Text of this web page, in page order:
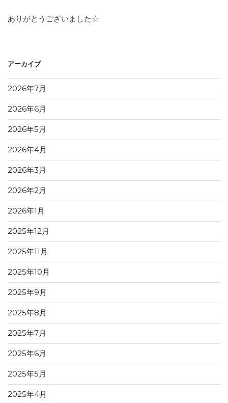
ありがとうございました☆
アーカイブ
2026年7月
2026年6月
2026年5月
2026年4月
2026年3月
2026年2月
2026年1月
2025年12月
2025年11月
2025年10月
2025年9月
2025年8月
2025年7月
2025年6月
2025年5月
2025年4月